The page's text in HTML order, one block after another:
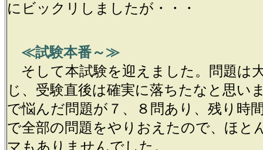
にビックリしましたが・・・
≪試験本番～≫
そして本試験を迎えました。問題は
じ、受験直後は確実に落ちたなと思い
で悩んだ問題が７、８問あり、残り時
で全部の問題をやりおえたので、ほと
マもありませんでした。